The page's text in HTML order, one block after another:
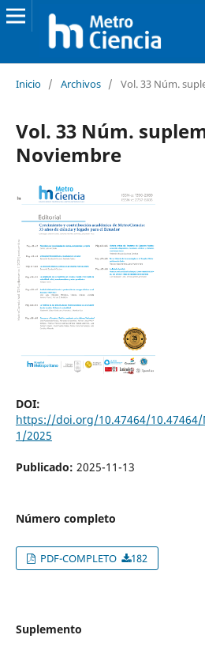
Inicio / Archivos / Vol. 33 Núm.
Vol. 33 Núm.
Noviembre
DOI:
https://doi.org/10.47464/
1/2025
Publicado: 2025-11-13
Número completo
PDF-COMPLETO 182
Suplemento